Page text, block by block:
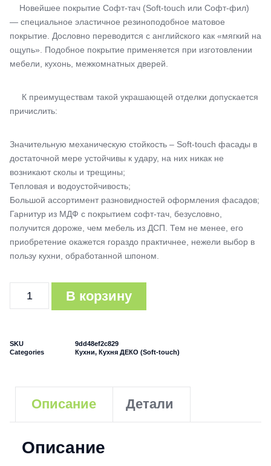
Новейшее покрытие Софт-тач (Soft-touch или Софт-фил)
— специальное эластичное резиноподобное матовое
покрытие. Дословно переводится с английского как «мягкий на
ощупь». Подобное покрытие применяется при изготовлении
мебели, кухонь, межкомнатных дверей.
К преимуществам такой украшающей отделки допускается
причислить:
Значительную механическую стойкость – Soft-touch фасады в
достаточной мере устойчивы к удару, на них никак не
возникают сколы и трещины;
Тепловая и водоустойчивость;
Большой ассортимент разновидностей оформления фасадов;
Гарнитур из МДФ с покрытием софт-тач, безусловно,
получится дороже, чем мебель из ДСП. Тем не менее, его
приобретение окажется гораздо практичнее, нежели выбор в
пользу кухни, обработанной шпоном.
В корзину
SKU
9dd48ef2c829
Categories
Кухни, Кухня ДЕКО (Soft-touch)
Описание Детали
Описание